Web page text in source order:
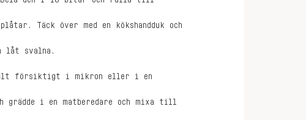
Täck över med en kökshandduk och
låt svalna.
försiktigt i mikron eller i en
grädde i en matberedare och mixa till